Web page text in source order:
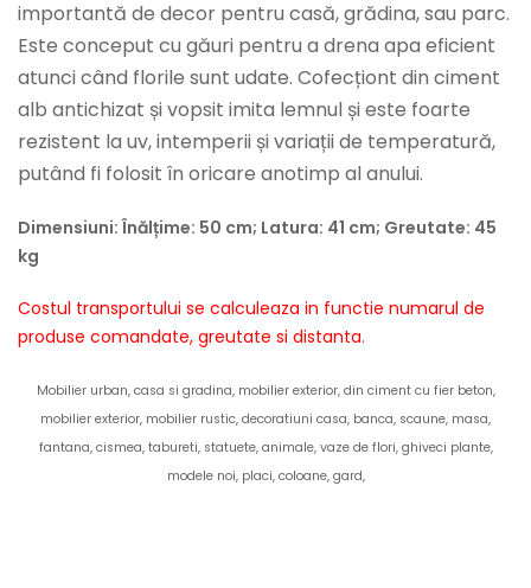
importantă de decor pentru casă, grădina, sau parc.
Este conceput cu găuri pentru a drena apa eficient
atunci când florile sunt udate. Cofecționt din ciment
alb antichizat și vopsit imita lemnul și este foarte
rezistent la uv, intemperii și variații de temperatură,
putând fi folosit în oricare anotimp al anului.
Dimensiuni: Înălțime: 50 cm; Latura: 41 cm; Greutate: 45
kg
Costul transportului se calculeaza in functie numarul de
produse comandate, greutate si distanta.
Mobilier urban, casa si gradina, mobilier exterior, din ciment cu fier beton,
mobilier exterior, mobilier rustic, decoratiuni casa, banca, scaune, masa,
fantana, cismea, tabureti, statuete, animale, vaze de flori, ghiveci plante,
modele noi, placi, coloane, gard,